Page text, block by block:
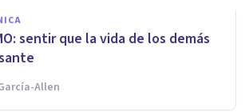
sentir que la vida de los demás
Allen